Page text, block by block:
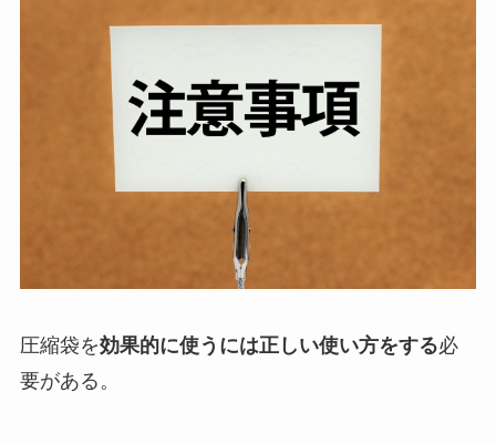
圧縮袋を効果的に使うには正しい使い方をする必
要がある。